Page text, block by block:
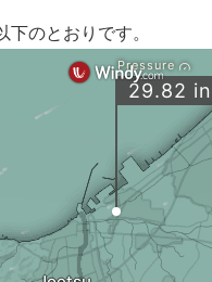
下のとおりです。